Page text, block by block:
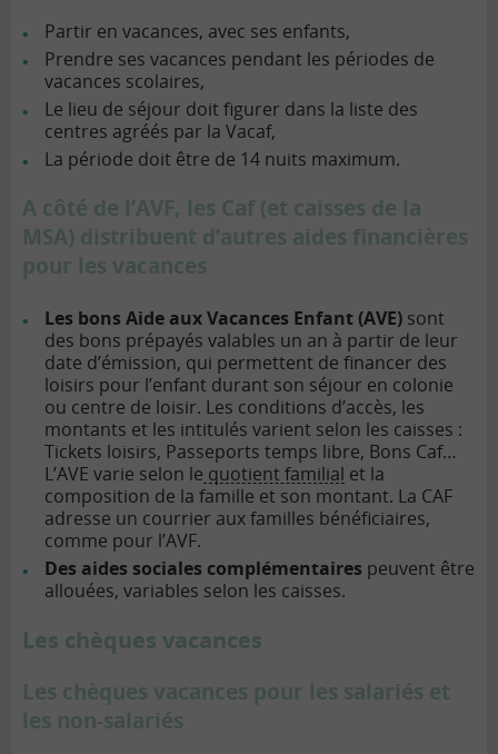
Partir en vacances, avec ses enfants,
Prendre ses vacances pendant les périodes de
vacances scolaires,
Le lieu de séjour doit figurer dans la liste des
centres agréés par la Vacaf,
La période doit être de 14 nuits maximum.
A côté de l’AVF, les Caf (et caisses de la
MSA) distribuent d’autres aides financières
pour les vacances
Les bons Aide aux Vacances Enfant (AVE) sont
des bons prépayés valables un an à partir de leur
date d’émission, qui permettent de financer des
loisirs pour l’enfant durant son séjour en colonie
ou centre de loisir. Les conditions d’accès, les
montants et les intitulés varient selon les caisses :
Tickets loisirs, Passeports temps libre, Bons Caf…
L’AVE varie selon le quotient familial et la
composition de la famille et son montant. La CAF
adresse un courrier aux familles bénéficiaires,
comme pour l’AVF.
Des aides sociales complémentaires peuvent être
allouées, variables selon les caisses.
Les chèques vacances
Les chèques vacances pour les salariés et
les non-salariés